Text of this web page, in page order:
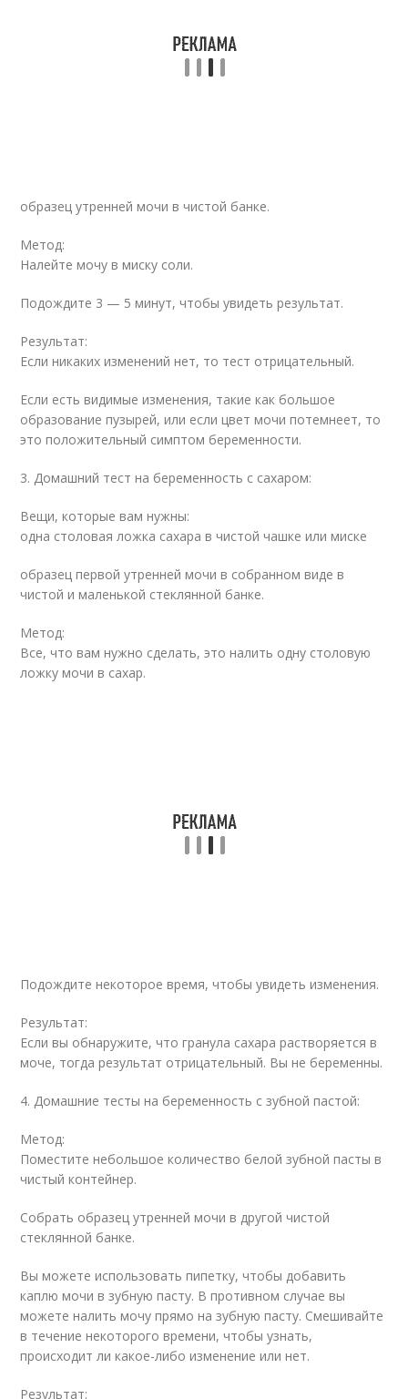
образец утренней мочи в чистой банке.
Метод:
Налейте мочу в миску соли.
Подождите 3 — 5 минут, чтобы увидеть результат.
Результат:
Если никаких изменений нет, то тест отрицательный.
Если есть видимые изменения, такие как большое
образование пузырей, или если цвет мочи потемнеет, то
это положительный симптом беременности.
3. Домашний тест на беременность с сахаром:
Вещи, которые вам нужны:
одна столовая ложка сахара в чистой чашке или миске
образец первой утренней мочи в собранном виде в
чистой и маленькой стеклянной банке.
Метод:
Все, что вам нужно сделать, это налить одну столовую
ложку мочи в сахар.
Подождите некоторое время, чтобы увидеть изменения.
Результат:
Если вы обнаружите, что гранула сахара растворяется в
моче, тогда результат отрицательный. Вы не беременны.
4. Домашние тесты на беременность с зубной пастой:
Метод:
Поместите небольшое количество белой зубной пасты в
чистый контейнер.
Собрать образец утренней мочи в другой чистой
стеклянной банке.
Вы можете использовать пипетку, чтобы добавить
каплю мочи в зубную пасту. В противном случае вы
можете налить мочу прямо на зубную пасту. Смешивайте
в течение некоторого времени, чтобы узнать,
происходит ли какое-либо изменение или нет.
Результат: